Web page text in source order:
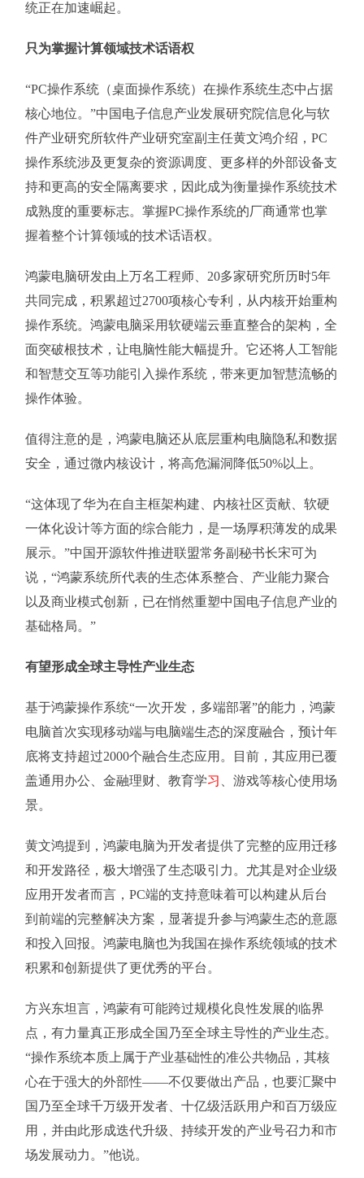
统正在加速崛起。
只为掌握计算领域技术话语权
“PC操作系统（桌面操作系统）在操作系统生态中占据
核心地位。”中国电子信息产业发展研究院信息化与软
件产业研究所软件产业研究室副主任黄文鸿介绍，PC
操作系统涉及更复杂的资源调度、更多样的外部设备支
持和更高的安全隔离要求，因此成为衡量操作系统技术
成熟度的重要标志。掌握PC操作系统的厂商通常也掌
握着整个计算领域的技术话语权。
鸿蒙电脑研发由上万名工程师、20多家研究所历时5年
共同完成，积累超过2700项核心专利，从内核开始重构
操作系统。鸿蒙电脑采用软硬端云垂直整合的架构，全
面突破根技术，让电脑性能大幅提升。它还将人工智能
和智慧交互等功能引入操作系统，带来更加智慧流畅的
操作体验。
值得注意的是，鸿蒙电脑还从底层重构电脑隐私和数据
安全，通过微内核设计，将高危漏洞降低50%以上。
“这体现了华为在自主框架构建、内核社区贡献、软硬
一体化设计等方面的综合能力，是一场厚积薄发的成果
展示。”中国开源软件推进联盟常务副秘书长宋可为
说，“鸿蒙系统所代表的生态体系整合、产业能力聚合
以及商业模式创新，已在悄然重塑中国电子信息产业的
基础格局。”
有望形成全球主导性产业生态
基于鸿蒙操作系统“一次开发，多端部署”的能力，鸿蒙
电脑首次实现移动端与电脑端生态的深度融合，预计年
底将支持超过2000个融合生态应用。目前，其应用已覆
盖通用办公、金融理财、教育学习
、游戏等核心使用场
景。
黄文鸿提到，鸿蒙电脑为开发者提供了完整的应用迁移
和开发路径，极大增强了生态吸引力。尤其是对企业级
应用开发者而言，PC端的支持意味着可以构建从后台
到前端的完整解决方案，显著提升参与鸿蒙生态的意愿
和投入回报。鸿蒙电脑也为我国在操作系统领域的技术
积累和创新提供了更优秀的平台。
方兴东坦言，鸿蒙有可能跨过规模化良性发展的临界
点，有力量真正形成全国乃至全球主导性的产业生态。
“操作系统本质上属于产业基础性的准公共物品，其核
心在于强大的外部性——不仅要做出产品，也要汇聚中
国乃至全球千万级开发者、十亿级活跃用户和百万级应
用，并由此形成迭代升级、持续开发的产业号召力和市
场发展动力。”他说。